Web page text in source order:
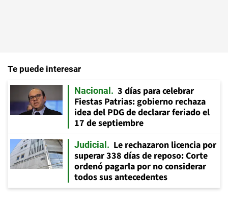
Te puede interesar
Nacional
3 días para celebrar
Fiestas Patrias: gobierno rechaza
idea del PDG de declarar feriado el
17 de septiembre
Judicial
Le rechazaron licencia por
superar 338 días de reposo: Corte
ordenó pagarla por no considerar
todos sus antecedentes